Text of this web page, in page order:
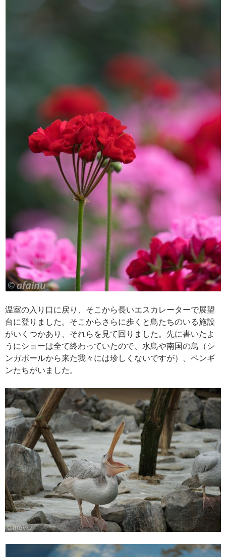
温室の入り口に戻り、そこから長いエスカレーターで展望
台に登りました。そこからさらに歩くと鳥たちのいる施設
がいくつかあり、それらを見て回りました。先に書いたよ
うにショーは全て終わっていたので、水鳥や南国の鳥（シ
ンガポールから来た我々には珍しくないですが）、ペンギ
ンたちがいました。